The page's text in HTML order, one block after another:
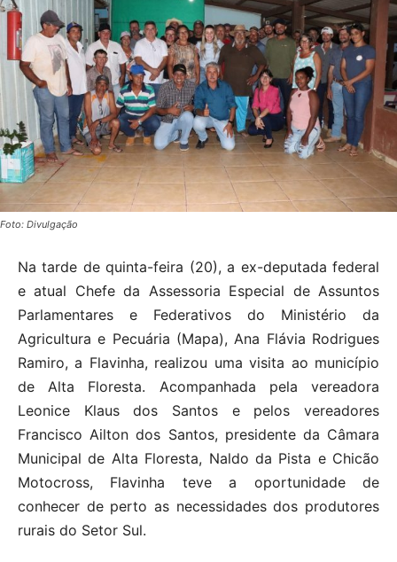
Foto: Divulgação
Na tarde de quinta-feira (20), a ex-deputada federal
e atual Chefe da Assessoria Especial de Assuntos
Parlamentares e Federativos do Ministério da
Agricultura e Pecuária (Mapa), Ana Flávia Rodrigues
Ramiro, a Flavinha, realizou uma visita ao município
de Alta Floresta. Acompanhada pela vereadora
Leonice Klaus dos Santos e pelos vereadores
Francisco Ailton dos Santos, presidente da Câmara
Municipal de Alta Floresta, Naldo da Pista e Chicão
Motocross, Flavinha teve a oportunidade de
conhecer de perto as necessidades dos produtores
rurais do Setor Sul.